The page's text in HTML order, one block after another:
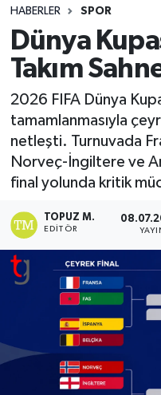
HABERLER SPOR
Dünya
Takım
2026 FIFA Dünya
tamamlanmasıyla
netleşti. Turnuvada
Norveç-İngiltere ve
final yolunda kritik
TOPUZ M.
EDITÖR
MAGAZİN
SAĞLIK
SPOR
TEKNOLOJİ
TÜRKİYE
Süper Lig Puan
Tüm Manşetler
Son Dakika
Haber Arşivi